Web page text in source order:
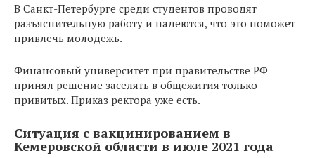
В Санкт-Петербурге среди студентов проводят
разъяснительную работу и надеются, что это поможет
привлечь молодежь.
Финансовый университет при правительстве РФ
принял решение заселять в общежития только
привитых. Приказ ректора уже есть.
Ситуация с вакцинированием в
Кемеровской области в июле 2021 года